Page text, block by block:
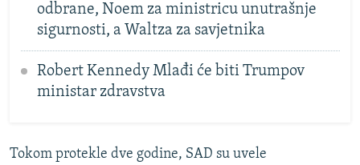
odbrane, Noem za ministricu unutrašnje
sigurnosti, a Waltza za savjetnika
Robert Kennedy Mlađi će biti Trumpov
ministar zdravstva
Tokom protekle dve godine, SAD su uvele